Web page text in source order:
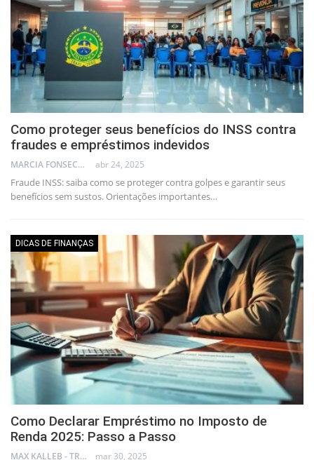
Como proteger seus benefícios do INSS contra
fraudes e empréstimos indevidos
MARCIA FONSECA - FINANCIAL CONSULTANT abr 24, 2025
Fraude INSS: saiba como se proteger contra golpes e garantir seus
benefícios sem sustos. Orientações importantes…
DICAS DE FINANÇAS
Como Declarar Empréstimo no Imposto de
Renda 2025: Passo a Passo
MAX KALLEB - TRADER mar 30, 2025